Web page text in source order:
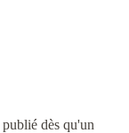
dès qu'un